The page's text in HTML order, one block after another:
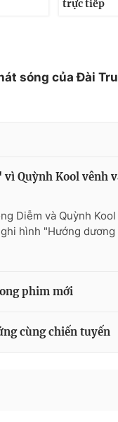
trực tiếp
sóng của Đài
Quỳnh Kool vênh
Diễm và Quỳnh
hình "Hướng dương
phim mới
cùng chiến tuyến